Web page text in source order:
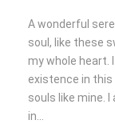
A wonderful
soul, like these
my whole heart.
existence in
souls like mine.
in...